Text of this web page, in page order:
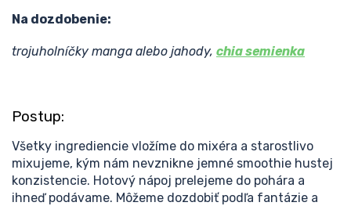
Na dozdobenie:
trojuholníčky manga alebo jahody, chia semienka
Postup:
Všetky ingrediencie vložíme do mixéra a starostlivo
mixujeme, kým nám nevznikne jemné smoothie hustej
konzistencie. Hotový nápoj prelejeme do pohára a
ihneď podávame. Môžeme dozdobiť podľa fantázie a